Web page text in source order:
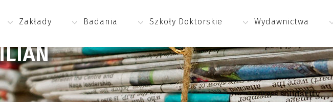
Zakłady Badania Szkoły Doktorskie Wydawnictwa